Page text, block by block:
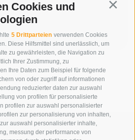
Cookies und
5 Drittparteien verwenden Cookies
Diese Hilfsmittel sind unerlässlich, um
zu gewährleisten, die Navigation zu
Ihrer Zustimmung, zu
Ihre Daten zum Beispiel für folgende
von oder zugriff auf informationen
reduzierter daten zur auswahl
von profilen für personalisierte
profilen zur auswahl personalisierter
zur personalisierung von inhalten,
auswahl personalisierter inhalte,
messung der performance von